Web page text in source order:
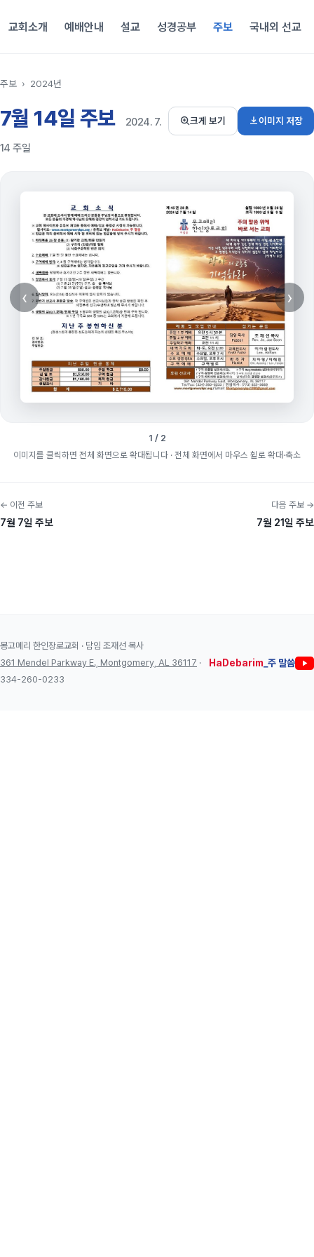
교회소개 예배안내 설교 성경공부 주보 국내외 선교
주보 › 2024년
7월 14일 주보 2024. 7.
14 주일
크게 보기 이미지 저장
‹ ›
1 / 2
이미지를 클릭하면 전체 화면으로 확대됩니다 · 전체 화면에서 마우스 휠로 확대·축소
← 이전 주보
7월 7일 주보
다음 주보 →
7월 21일 주보
몽고메리 한인장로교회 · 담임 조재선 목사
361 Mendel Parkway E., Montgomery, AL 36117 ·
334-260-0233
HaDebarim _주 말씀